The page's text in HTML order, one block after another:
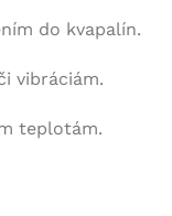
do kvapalín.
vibráciám.
teplotám.